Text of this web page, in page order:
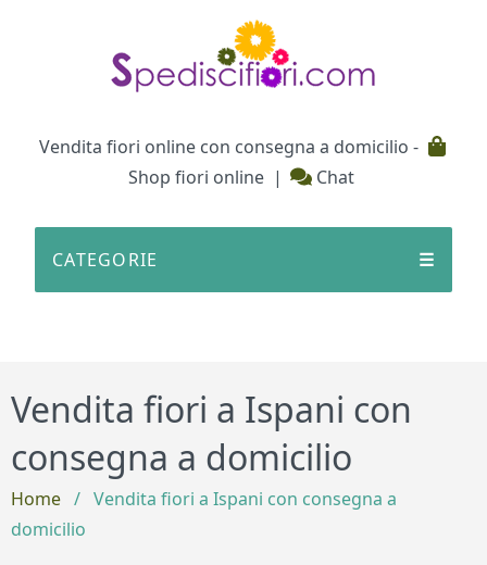
Vendita fiori online con consegna a domicilio -
Shop fiori online | Chat
CATEGORIE ☰
Vendita fiori a Ispani con
consegna a domicilio
Home / Vendita fiori a Ispani con consegna a
domicilio